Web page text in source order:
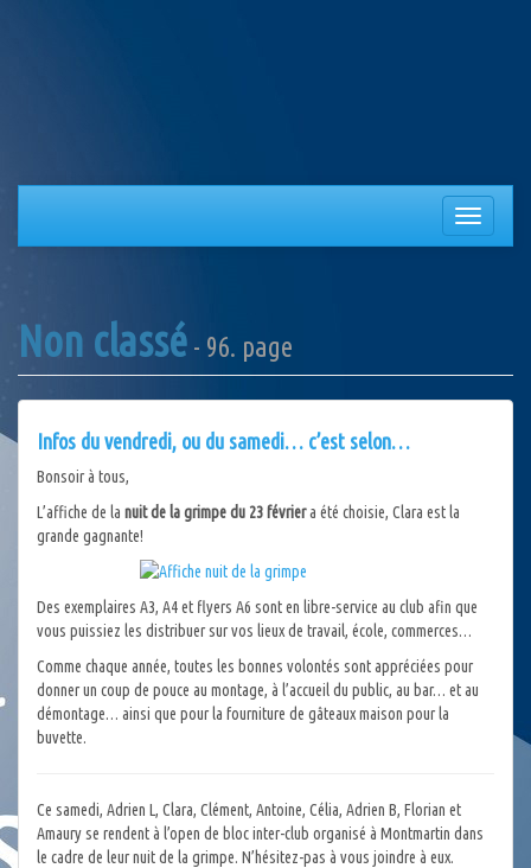
Afficher/
la
Non classé - 96. page
Infos du vendredi, ou du samedi… c’est selon…
Bonsoir à tous,
L’affiche de la nuit de la grimpe du 23 févriera été choisie, Clara est la
grande gagnante!
Des exemplaires A3, A4 et flyers A6 sont en libre-service au club afin que
vous puissiez les distribuer sur vos lieux de travail, école, commerces…
Comme chaque année, toutes les bonnes volontés sont appréciées pour
donner un coup de pouce au montage, à l’accueil du public, au bar… et au
démontage… ainsi que pour la fourniture de gâteaux maison pour la
buvette.
Ce samedi, Adrien L, Clara, Clément, Antoine, Célia, Adrien B, Florian et
Amaury se rendent à l’open de bloc inter-club organisé à Montmartin dans
le cadre de leur nuit de la grimpe. N’hésitez-pas à vous joindre à eux.